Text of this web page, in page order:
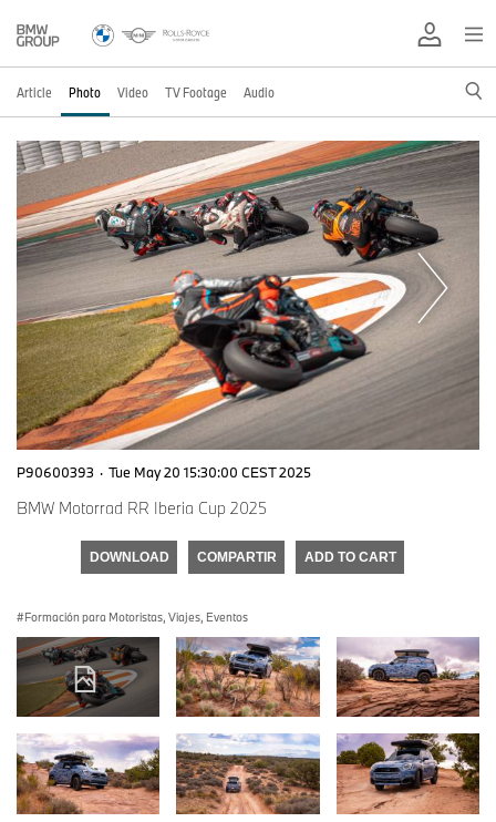
Article Photo Video TV Footage Audio
P90600393 · Tue May 20 15:30:00 CEST 2025
BMW Motorrad RR Iberia Cup 2025
DOWNLOAD COMPARTIR ADD TO CART
Formación para Motoristas, Viajes, Eventos